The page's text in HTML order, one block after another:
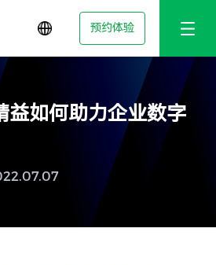
预约体验
益如何助力企业数字